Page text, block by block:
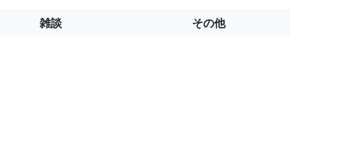
雑談 その他